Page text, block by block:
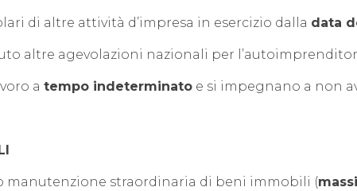
di altre attività d’impresa in esercizio dalla data
altre agevolazioni nazionali per
a tempo indeterminato e si impegnano a non
manutenzione straordinaria di beni immobili (